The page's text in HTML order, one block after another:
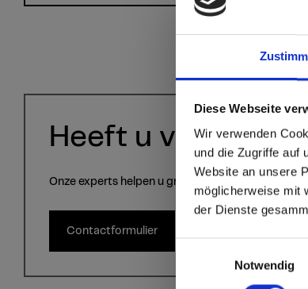
Diese Webseite
Wir verwenden
und die Zugriffe auf
Website an unsere
möglicherweise mit
der Dienste
Notwendig
sr.modal is
Are
Go to the
and the
Click
Heeft u vragen?
Onze experts helpen u graag verder!
Contactformulier